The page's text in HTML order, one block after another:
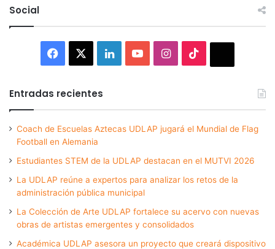
Social
Facebook LinkedInYouTubeInstagram
Entradas recientes
Coach de Escuelas Aztecas UDLAP jugará el Mundial de Flag
Football en Alemania
Estudiantes STEM de la UDLAP destacan en el MUTVI 2026
La UDLAP reúne a expertos para analizar los retos de la
administración pública municipal
La Colección de Arte UDLAP fortalece su acervo con nuevas
obras de artistas emergentes y consolidados
Académica UDLAP asesora un proyecto que creará dispositivo